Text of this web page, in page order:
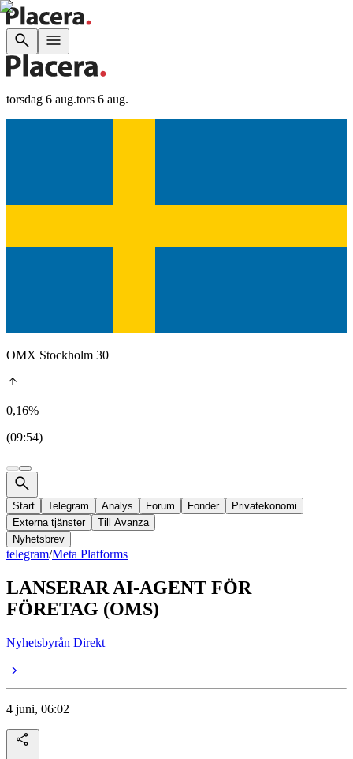
torsdag 6 aug.tors 6 aug.
OMX Stockholm 30
0,16%
(09:54)
Start Telegram Analys Forum Fonder
Privatekonomi
Externa tjänster
Till Avanza
Nyhetsbrev
telegram/Meta Platforms
LANSERAR AI-AGENT FÖR
FÖRETAG (OMS)
Nyhetsbyrån Direkt
4 juni, 06:02